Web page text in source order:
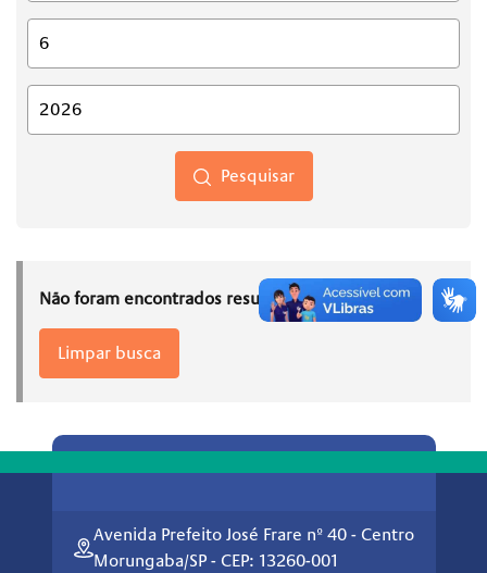
Pesquisar
Não foram encontrados resultados.
Limpar busca
Avenida Prefeito José Frare nº 40 - Centro
Morungaba/SP - CEP: 13260-001